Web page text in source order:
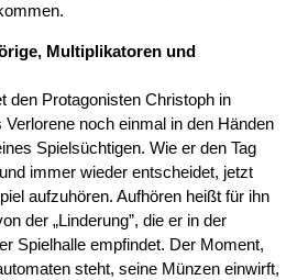
Multiplikatoren und
den Protagonisten Christoph in
noch einmal in den Händen
Spielsüchtigen. Wie er den Tag
immer wieder entscheidet, jetzt
aufzuhören. Aufhören heißt für ihn
der „Linderung”, die er in der
Spielhalle empfindet. Der Moment,
steht, seine Münzen einwirft,